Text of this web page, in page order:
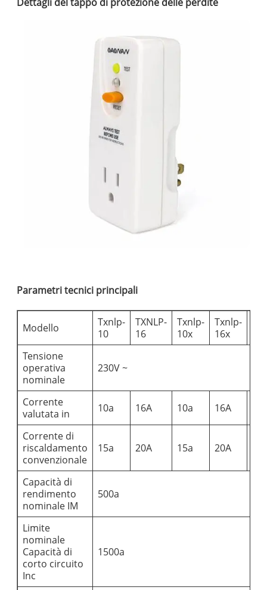
Parametri tecnici principali
Modello
Txnlp-
10
TXNLP-
16
Txnlp-
10x
Txnlp-
16x
Tensione
operativa
nominale
230V ~
Corrente
valutata in
10a 16A 10a 16A
Corrente di
riscaldamento
convenzionale
15a 20A 15a 20A
Capacità di
rendimento
nominale IM
500a
Limite
nominale
Capacità di
corto circuito
Inc
1500a